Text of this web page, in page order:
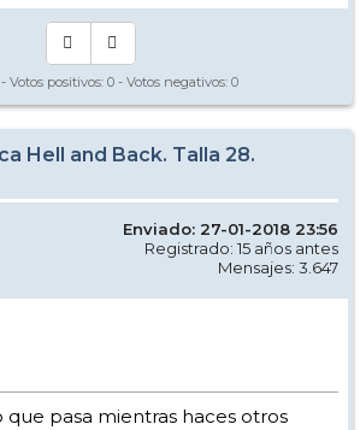
- Votos positivos: 0 - Votos negativos: 0
Hell and Back. Talla 28.
Enviado: 27-01-2018 23:56
Registrado: 15 años antes
Mensajes: 3.647
que pasa mientras haces otros